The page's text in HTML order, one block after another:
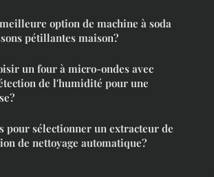
option de machine à soda
pétillantes maison?
un four à micro-ondes avec
de l'humidité pour une
pour sélectionner un extracteur de
de nettoyage automatique?